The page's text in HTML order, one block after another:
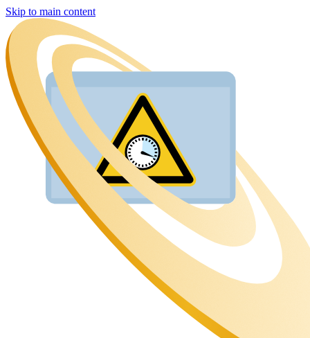
Skip to main content